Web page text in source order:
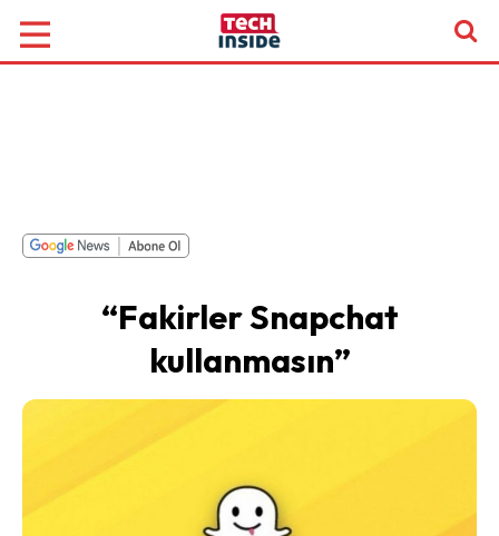
“Fakirler Snapchat
kullanmasın”